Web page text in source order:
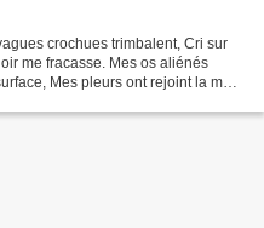
crochues trimbalent, Cri sur
me fracasse. Mes os aliénés
Mes pleurs ont rejoint la mer,